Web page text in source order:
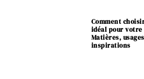
Comment
idéal pour
Matières,
inspirations